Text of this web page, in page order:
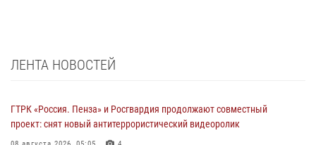
ЛЕНТА НОВОСТЕЙ
ГТРК «Россия. Пенза» и Росгвардия продолжают совместный
проект: снят новый антитеррористический видеоролик